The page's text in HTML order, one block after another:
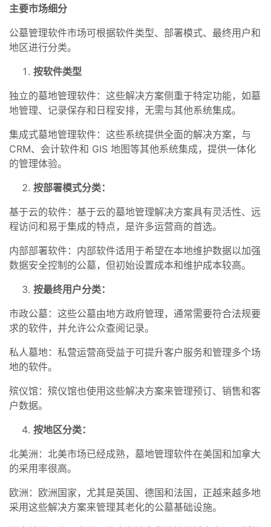
主要市场细分
公墓管理软件市场可根据软件类型、部署模式、最终用户和
地区进行分类。
按软件类型
独立的墓地管理软件：这些解决方案侧重于特定功能，如墓
地管理、记录保存和日程安排，无需与其他系统集成。
集成式墓地管理软件：这些系统提供全面的解决方案，与
CRM、会计软件和 GIS 地图等其他系统集成，提供一体化
的管理体验。
按部署模式分类：
基于云的软件：基于云的墓地管理解决方案具有灵活性、远
程访问和易于集成的特点，是许多运营商的首选。
内部部署软件：内部软件适用于希望在本地维护数据以加强
数据安全控制的公墓，但初始设置成本和维护成本较高。
按最终用户分类：
市政公墓：这些公墓由地方政府管理，通常需要符合法规要
求的软件，并允许公众查阅记录。
私人墓地：私营运营商受益于可提升客户服务和管理多个场
地的软件。
殡仪馆：殡仪馆也使用这些解决方案来管理预订、销售和客
户数据。
按地区分类：
北美洲：北美市场已经成熟，墓地管理软件在美国和加拿大
的采用率很高。
欧洲：欧洲国家，尤其是英国、德国和法国，正越来越多地
采用这些解决方案来管理其老化的公墓基础设施。